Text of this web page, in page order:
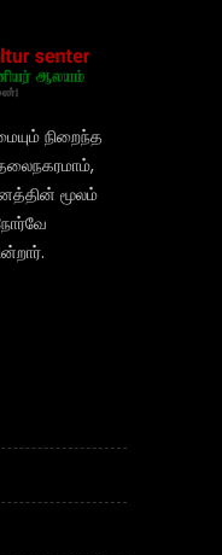
நிறைந்த
மூலம்